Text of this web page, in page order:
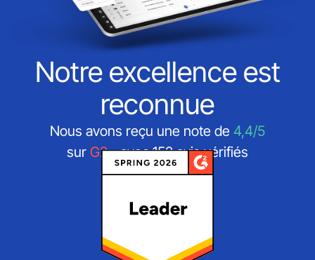
Notre excellence est
reconnue
Nous avons reçu une note de 4,4/5
sur G2- avec 152 avis vérifiés